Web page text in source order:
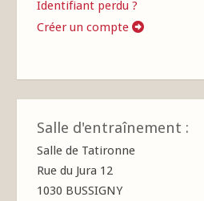
Identifiant perdu ?
Créer un compte
Salle d'entraînement :
Salle de Tatironne
Rue du Jura 12
1030 BUSSIGNY